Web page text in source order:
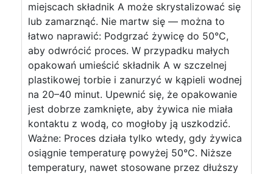
miejscach składnik A może skrystalizować się
lub zamarznąć. Nie martw się — można to
łatwo naprawić: Podgrzać żywicę do 50°C,
aby odwrócić proces. W przypadku małych
opakowań umieścić składnik A w szczelnej
plastikowej torbie i zanurzyć w kąpieli wodnej
na 20–40 minut. Upewnić się, że opakowanie
jest dobrze zamknięte, aby żywica nie miała
kontaktu z wodą, co mogłoby ją uszkodzić.
Ważne: Proces działa tylko wtedy, gdy żywica
osiągnie temperaturę powyżej 50°C. Niższe
temperatury, nawet stosowane przez dłuższy